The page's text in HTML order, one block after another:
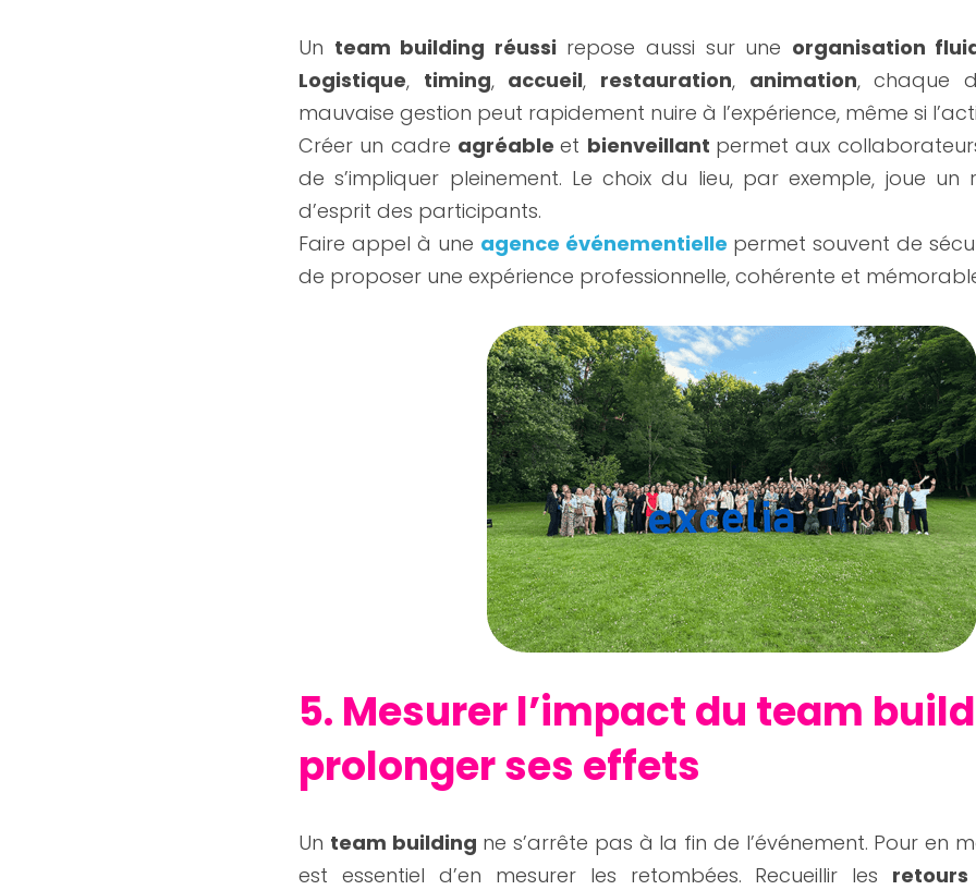
Un team building réussi repose aussi sur une organisation
Logistique, timing, accueil, restauration, animation, chaque
mauvaise gestion peut rapidement nuire à l’expérience, même si
Créer un cadre agréable et bienveillant permet aux
de s’impliquer pleinement. Le choix du lieu, par exemple, joue un
d’esprit des participants.
Faire appel à une agence événementielle permet souvent de
de proposer une expérience professionnelle, cohérente et
5. Mesurer l’impact du team
prolonger ses effets
Un team building ne s’arrête pas à la fin de l’événement. Pour en
est essentiel d’en mesurer les retombées. Recueillir les